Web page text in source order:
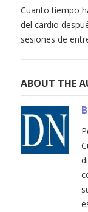
Cuanto tiempo
del cardio
sesiones de
ABOUT THE